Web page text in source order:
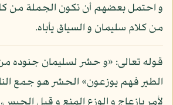
و احتمل بعضهم أن تكون الجملة من
من كلام سليمان و السياق يأباه.
قوله تعالى: «و حشر لسليمان جنوده
الطير فهم يوزعون» الحشر هو جمع